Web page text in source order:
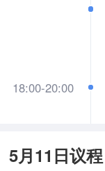
18:00-20:00
5月11日议程